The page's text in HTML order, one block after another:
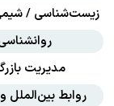
زیست‌شناسی /
مدیریت
روابط بین‌الملل